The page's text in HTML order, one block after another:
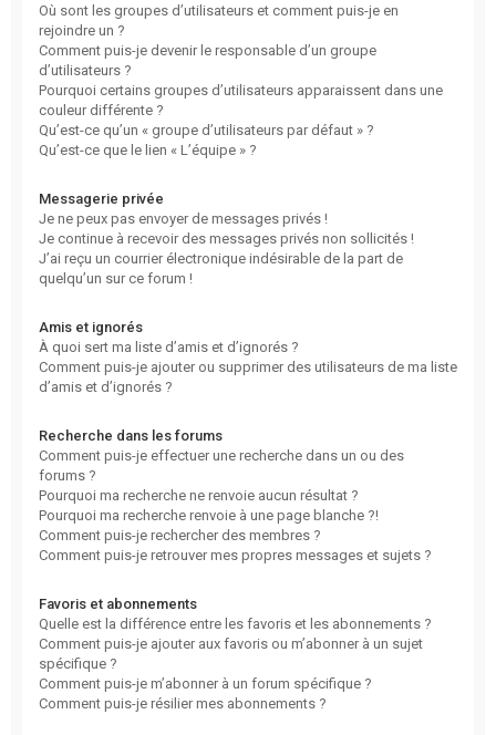
Où sont les groupes d’utilisateurs et comment puis-je en
rejoindre un ?
Comment puis-je devenir le responsable d’un groupe
d’utilisateurs ?
Pourquoi certains groupes d’utilisateurs apparaissent dans une
couleur différente ?
Qu’est-ce qu’un « groupe d’utilisateurs par défaut » ?
Qu’est-ce que le lien « L’équipe » ?
Messagerie privée
Je ne peux pas envoyer de messages privés !
Je continue à recevoir des messages privés non sollicités !
J’ai reçu un courrier électronique indésirable de la part de
quelqu’un sur ce forum !
Amis et ignorés
À quoi sert ma liste d’amis et d’ignorés ?
Comment puis-je ajouter ou supprimer des utilisateurs de ma liste
d’amis et d’ignorés ?
Recherche dans les forums
Comment puis-je effectuer une recherche dans un ou des
forums ?
Pourquoi ma recherche ne renvoie aucun résultat ?
Pourquoi ma recherche renvoie à une page blanche ?!
Comment puis-je rechercher des membres ?
Comment puis-je retrouver mes propres messages et sujets ?
Favoris et abonnements
Quelle est la différence entre les favoris et les abonnements ?
Comment puis-je ajouter aux favoris ou m’abonner à un sujet
spécifique ?
Comment puis-je m’abonner à un forum spécifique ?
Comment puis-je résilier mes abonnements ?